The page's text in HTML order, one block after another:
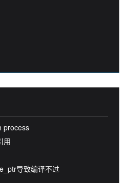
process
用
导致编译不过